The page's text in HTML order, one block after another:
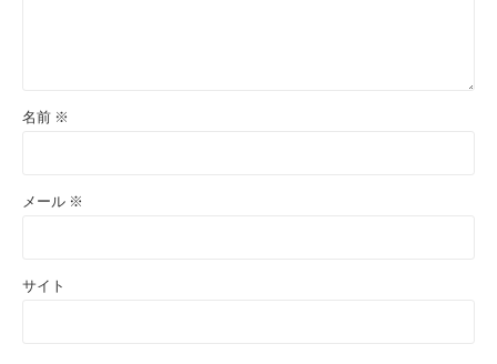
名前 ※
メール ※
サイト